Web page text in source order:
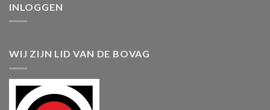
INLOGGEN
WIJ ZIJN LID VAN DE BOVAG